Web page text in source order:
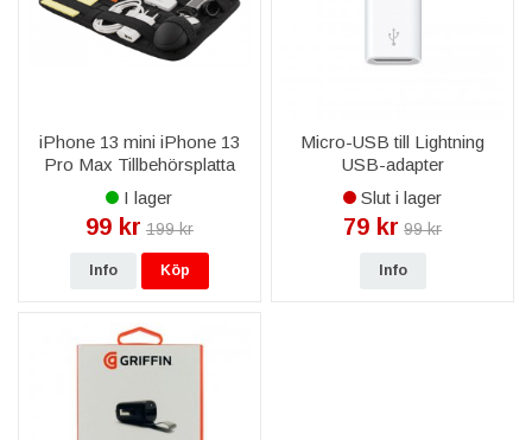
iPhone 13 mini iPhone 13
Pro Max Tillbehörsplatta
med elastiska band, 1 fack -
Svart
I lager
99 kr 199 kr
Info Köp
Micro-USB till Lightning
USB-adapter
Slut i lager
79 kr 99 kr
Info